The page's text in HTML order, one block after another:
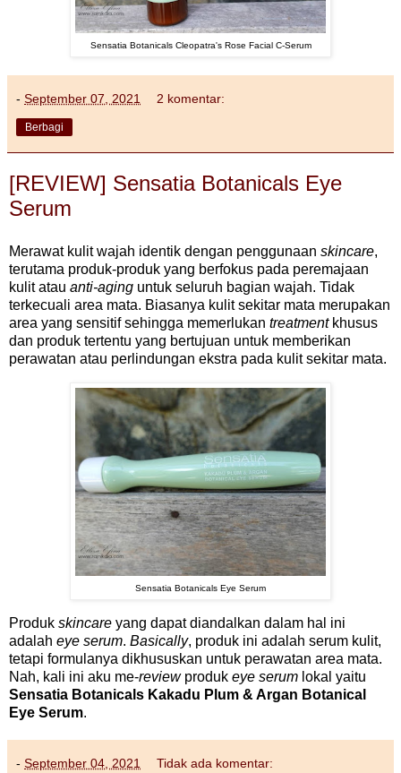
Sensatia Botanicals Cleopatra's Rose Facial C-Serum
- September 07, 2021 2 komentar:
Berbagi
[REVIEW] Sensatia Botanicals Eye
Serum
Merawat kulit wajah identik dengan penggunaan skincare,
terutama produk-produk yang berfokus pada peremajaan
kulit atau anti-aging untuk seluruh bagian wajah. Tidak
terkecuali area mata. Biasanya kulit sekitar mata merupakan
area yang sensitif sehingga memerlukan treatment khusus
dan produk tertentu yang bertujuan untuk memberikan
perawatan atau perlindungan ekstra pada kulit sekitar mata.
Sensatia Botanicals Eye Serum
Produk skincare yang dapat diandalkan dalam hal ini
adalah eye serum. Basically, produk ini adalah serum kulit,
tetapi formulanya dikhususkan untuk perawatan area mata.
Nah, kali ini aku me-review produk eye serum lokal yaitu
Sensatia Botanicals Kakadu Plum & Argan Botanical
Eye Serum.
- September 04, 2021 Tidak ada komentar: